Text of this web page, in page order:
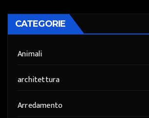
CATEGORIE
Animali
architettura
Arredamento